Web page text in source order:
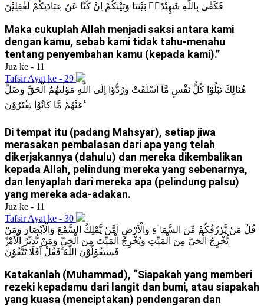
فَكَفٰى بِاللّٰهِ شَهِيْدًاۢ بَيْنَنَا وَبَيْنَكُمْ اِنْ كُنَّا عَنْ عِبَادَتِكُمْ لَغٰفِلِيْنَ
Maka cukuplah Allah menjadi saksi antara kami
dengan kamu, sebab kami tidak tahu-menahu
tentang penyembahan kamu (kepada kami).”
Juz ke - 11
Tafsir Ayat ke - 29
هُنَالِكَ تَبْلُوْا كُلُّ نَفْسٍ مَّآ اَسْلَفَتْ وَرُدُّوْٓا اِلَى اللّٰهِ مَوْلٰىهُمُ الْحَقِّ وَضَلَّ
عَنْهُمْ مَّا كَانُوْا يَفْتَرُوْنَ ࣖ
Di tempat itu (padang Mahsyar), setiap jiwa
merasakan pembalasan dari apa yang telah
dikerjakannya (dahulu) dan mereka dikembalikan
kepada Allah, pelindung mereka yang sebenarnya,
dan lenyaplah dari mereka apa (pelindung palsu)
yang mereka ada-adakan.
Juz ke - 11
Tafsir Ayat ke - 30
قُلْ مَنْ يَّرْزُقُكُمْ مِّنَ السَّمَاۤءِ وَالْاَرْضِ اَمَّنْ يَّمْلِكُ السَّمْعَ وَالْاَبْصَارَ وَمَنْ
يُّخْرِجُ الْحَيَّ مِنَ الْمَيِّتِ وَيُخْرِجُ الْمَيِّتَ مِنَ الْحَيِّ وَمَنْ يُّدَبِّرُ الْاَمْرَۗ
فَسَيَقُوْلُوْنَ اللّٰهُ ۚفَقُلْ اَفَلَا تَتَّقُوْنَ
Katakanlah (Muhammad), “Siapakah yang memberi
rezeki kepadamu dari langit dan bumi, atau siapakah
yang kuasa (menciptakan) pendengaran dan